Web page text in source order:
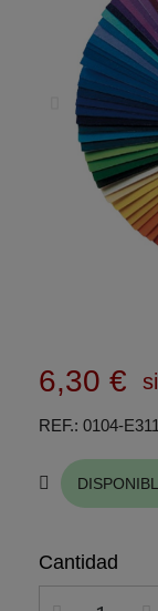
6,30 €
REF. 0104-
Cantidad